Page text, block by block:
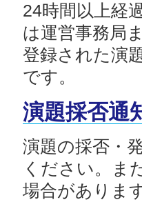
24時間以上経
は運営事務局
登録された演
です。
演題採否通
演題の採否・
ください。ま
場合がありま